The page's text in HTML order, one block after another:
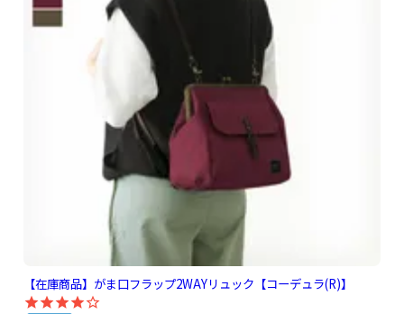
【在庫商品】がま口フラップ2WAYリュック【コーデュラ(R)】